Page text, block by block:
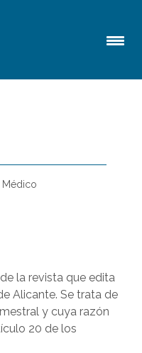
Médico
la revista que edita
Alicante. Se trata de
y cuya razón
20 de los